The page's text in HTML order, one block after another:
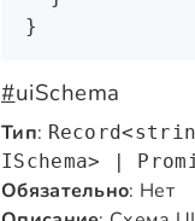
}
#uiSchema
Тип:
ISchema> |
Обязательно: Нет